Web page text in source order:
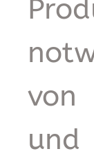
von
und